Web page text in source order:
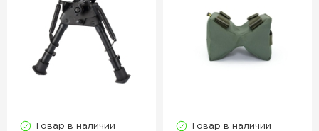
Товар в наличии Товар в наличии